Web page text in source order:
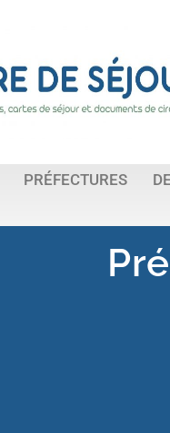
PRÉFECTURES